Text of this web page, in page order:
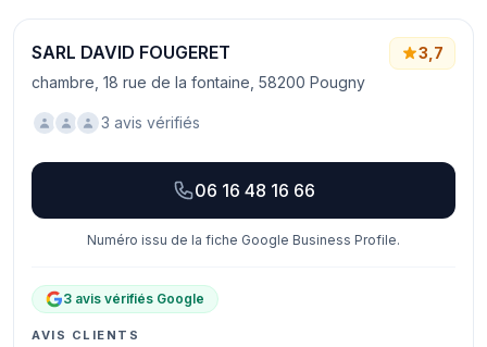
SARL DAVID FOUGERET
chambre, 18 rue de la fontaine, 58200 Pougny
3,7
3 avis vérifiés
06 16 48 16 66
Numéro issu de la fiche Google Business Profile.
3 avis vérifiés Google
AVIS CLIENTS